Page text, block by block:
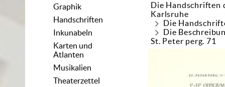
Graphik
Handschriften
Inkunabeln
Karten und
Atlanten
Musikalien
Theaterzettel
Die Handschriften
Karlsruhe
Die
Die
St. Peter perg. 71